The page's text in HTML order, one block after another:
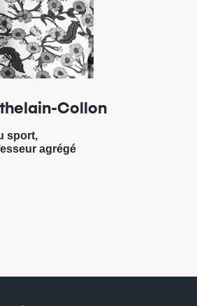
Collon
sport,
agrégé